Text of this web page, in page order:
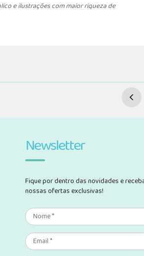
e ilustrações com maior riqueza de
Newsletter
Fique por dentro das novidades e
nossas ofertas exclusivas!